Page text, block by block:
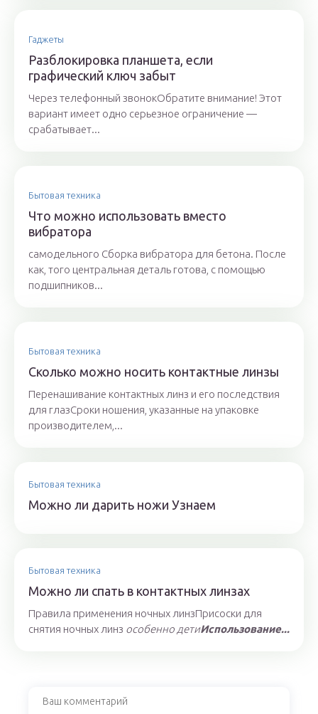
Гаджеты
Разблокировка планшета, если
графический ключ забыт
Через телефонный звонокОбратите внимание! Этот
вариант имеет одно серьезное ограничение —
срабатывает...
Бытовая техника
Что можно использовать вместо
вибратора
самодельного Сборка вибратора для бетона. После
как, того центральная деталь готова, с помощью
подшипников...
Бытовая техника
Сколько можно носить контактные линзы
Перенашивание контактных линз и его последствия
для глазСроки ношения, указанные на упаковке
производителем,...
Бытовая техника
Можно ли дарить ножи Узнаем
Бытовая техника
Можно ли спать в контактных линзах
Правила применения ночных линзПрисоски для
снятия ночных линз особенно детиИспользование...